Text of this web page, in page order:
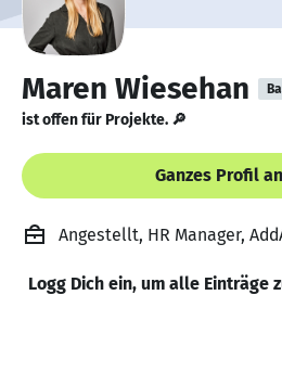
Maren Wiesehan
ist offen für Projekte. 🔎
Ganzes Profil
Angestellt, HR Manager,
Logg Dich ein, um alle Einträge